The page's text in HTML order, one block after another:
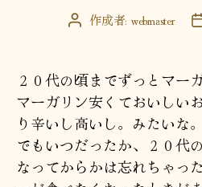
投 作成者: webmaster
２０代の頃までずっとマー
マーガリン安くておいしい
り辛いし高いし。みたいな。
でもいつだったか、２０代
なってからかは忘れちゃっ